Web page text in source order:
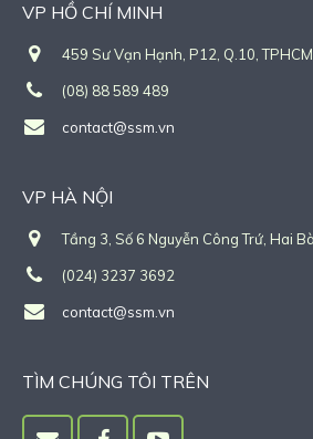
VP HỒ CHÍ MINH
459 Sư Vạn Hạnh, P12, Q.10, TPHCM
(08) 88 589 489
contact@ssm.vn
VP HÀ NỘI
Tầng 3, Số 6 Nguyễn Công Trứ, Hai
(024) 3237 3692
contact@ssm.vn
TÌM CHÚNG TÔI TRÊN